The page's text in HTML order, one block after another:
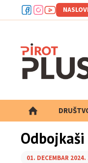
NASLOVI
01. DECEMBAR